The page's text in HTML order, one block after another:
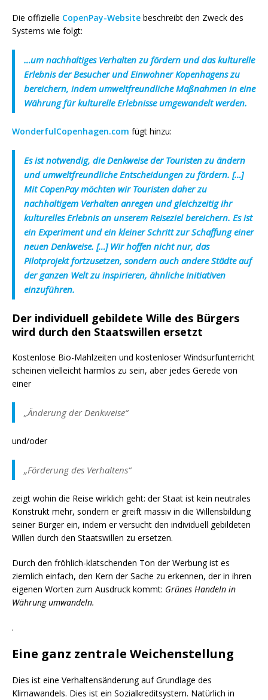
Die offizielle CopenPay-Website beschreibt den Zweck des
Systems wie folgt:
…um nachhaltiges Verhalten zu fördern und das kulturelle
Erlebnis der Besucher und Einwohner Kopenhagens zu
bereichern, indem umweltfreundliche Maßnahmen in eine
Währung für kulturelle Erlebnisse umgewandelt werden.
WonderfulCopenhagen.com fügt hinzu:
Es ist notwendig, die Denkweise der Touristen zu ändern
und umweltfreundliche Entscheidungen zu fördern. […]
Mit CopenPay möchten wir Touristen daher zu
nachhaltigem Verhalten anregen und gleichzeitig ihr
kulturelles Erlebnis an unserem Reiseziel bereichern. Es ist
ein Experiment und ein kleiner Schritt zur Schaffung einer
neuen Denkweise. […] Wir hoffen nicht nur, das
Pilotprojekt fortzusetzen, sondern auch andere Städte auf
der ganzen Welt zu inspirieren, ähnliche Initiativen
einzuführen.
Der individuell gebildete Wille des Bürgers
wird durch den Staatswillen ersetzt
Kostenlose Bio-Mahlzeiten und kostenloser Windsurfunterricht
scheinen vielleicht harmlos zu sein, aber jedes Gerede von
einer
„Änderung der Denkweise“
und/oder
„Förderung des Verhaltens“
zeigt wohin die Reise wirklich geht: der Staat ist kein neutrales
Konstrukt mehr, sondern er greift massiv in die Willensbildung
seiner Bürger ein, indem er versucht den individuell gebildeten
Willen durch den Staatswillen zu ersetzen.
Durch den fröhlich-klatschenden Ton der Werbung ist es
ziemlich einfach, den Kern der Sache zu erkennen, der in ihren
eigenen Worten zum Ausdruck kommt: Grünes Handeln in
Währung umwandeln.
.
Eine ganz zentrale Weichenstellung
Dies ist eine Verhaltensänderung auf Grundlage des
Klimawandels. Dies ist ein Sozialkreditsystem. Natürlich in